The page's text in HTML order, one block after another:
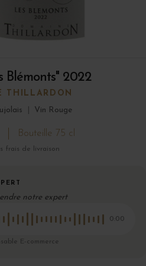
Blémonts" 2022
THILLARDON
Vin Rouge
Bouteille 75 cl
frais de livraison
notre expert
0:00
E-commerce